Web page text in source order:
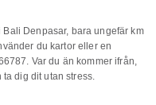
Denpasar, bara ungefär km
du kartor eller en
Var du än kommer ifrån,
dig dit utan stress.